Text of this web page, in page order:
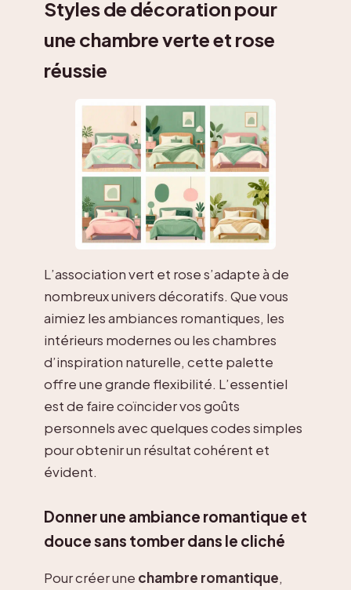
Styles de décoration pour
une chambre verte et rose
réussie
L’association vert et rose s’adapte à de
nombreux univers décoratifs. Que vous
aimiez les ambiances romantiques, les
intérieurs modernes ou les chambres
d’inspiration naturelle, cette palette
offre une grande flexibilité. L’essentiel
est de faire coïncider vos goûts
personnels avec quelques codes simples
pour obtenir un résultat cohérent et
évident.
Donner une ambiance romantique et
douce sans tomber dans le cliché
Pour créer une chambre romantique,